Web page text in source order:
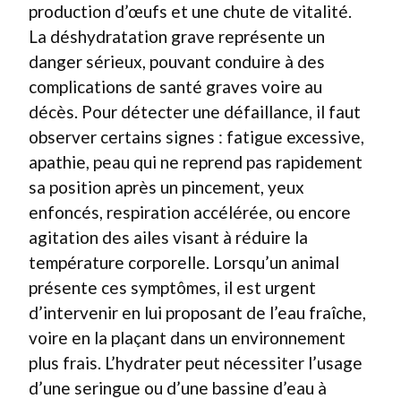
production d’œufs et une chute de vitalité.
La déshydratation grave représente un
danger sérieux, pouvant conduire à des
complications de santé graves voire au
décès. Pour détecter une défaillance, il faut
observer certains signes : fatigue excessive,
apathie, peau qui ne reprend pas rapidement
sa position après un pincement, yeux
enfoncés, respiration accélérée, ou encore
agitation des ailes visant à réduire la
température corporelle. Lorsqu’un animal
présente ces symptômes, il est urgent
d’intervenir en lui proposant de l’eau fraîche,
voire en la plaçant dans un environnement
plus frais. L’hydrater peut nécessiter l’usage
d’une seringue ou d’une bassine d’eau à